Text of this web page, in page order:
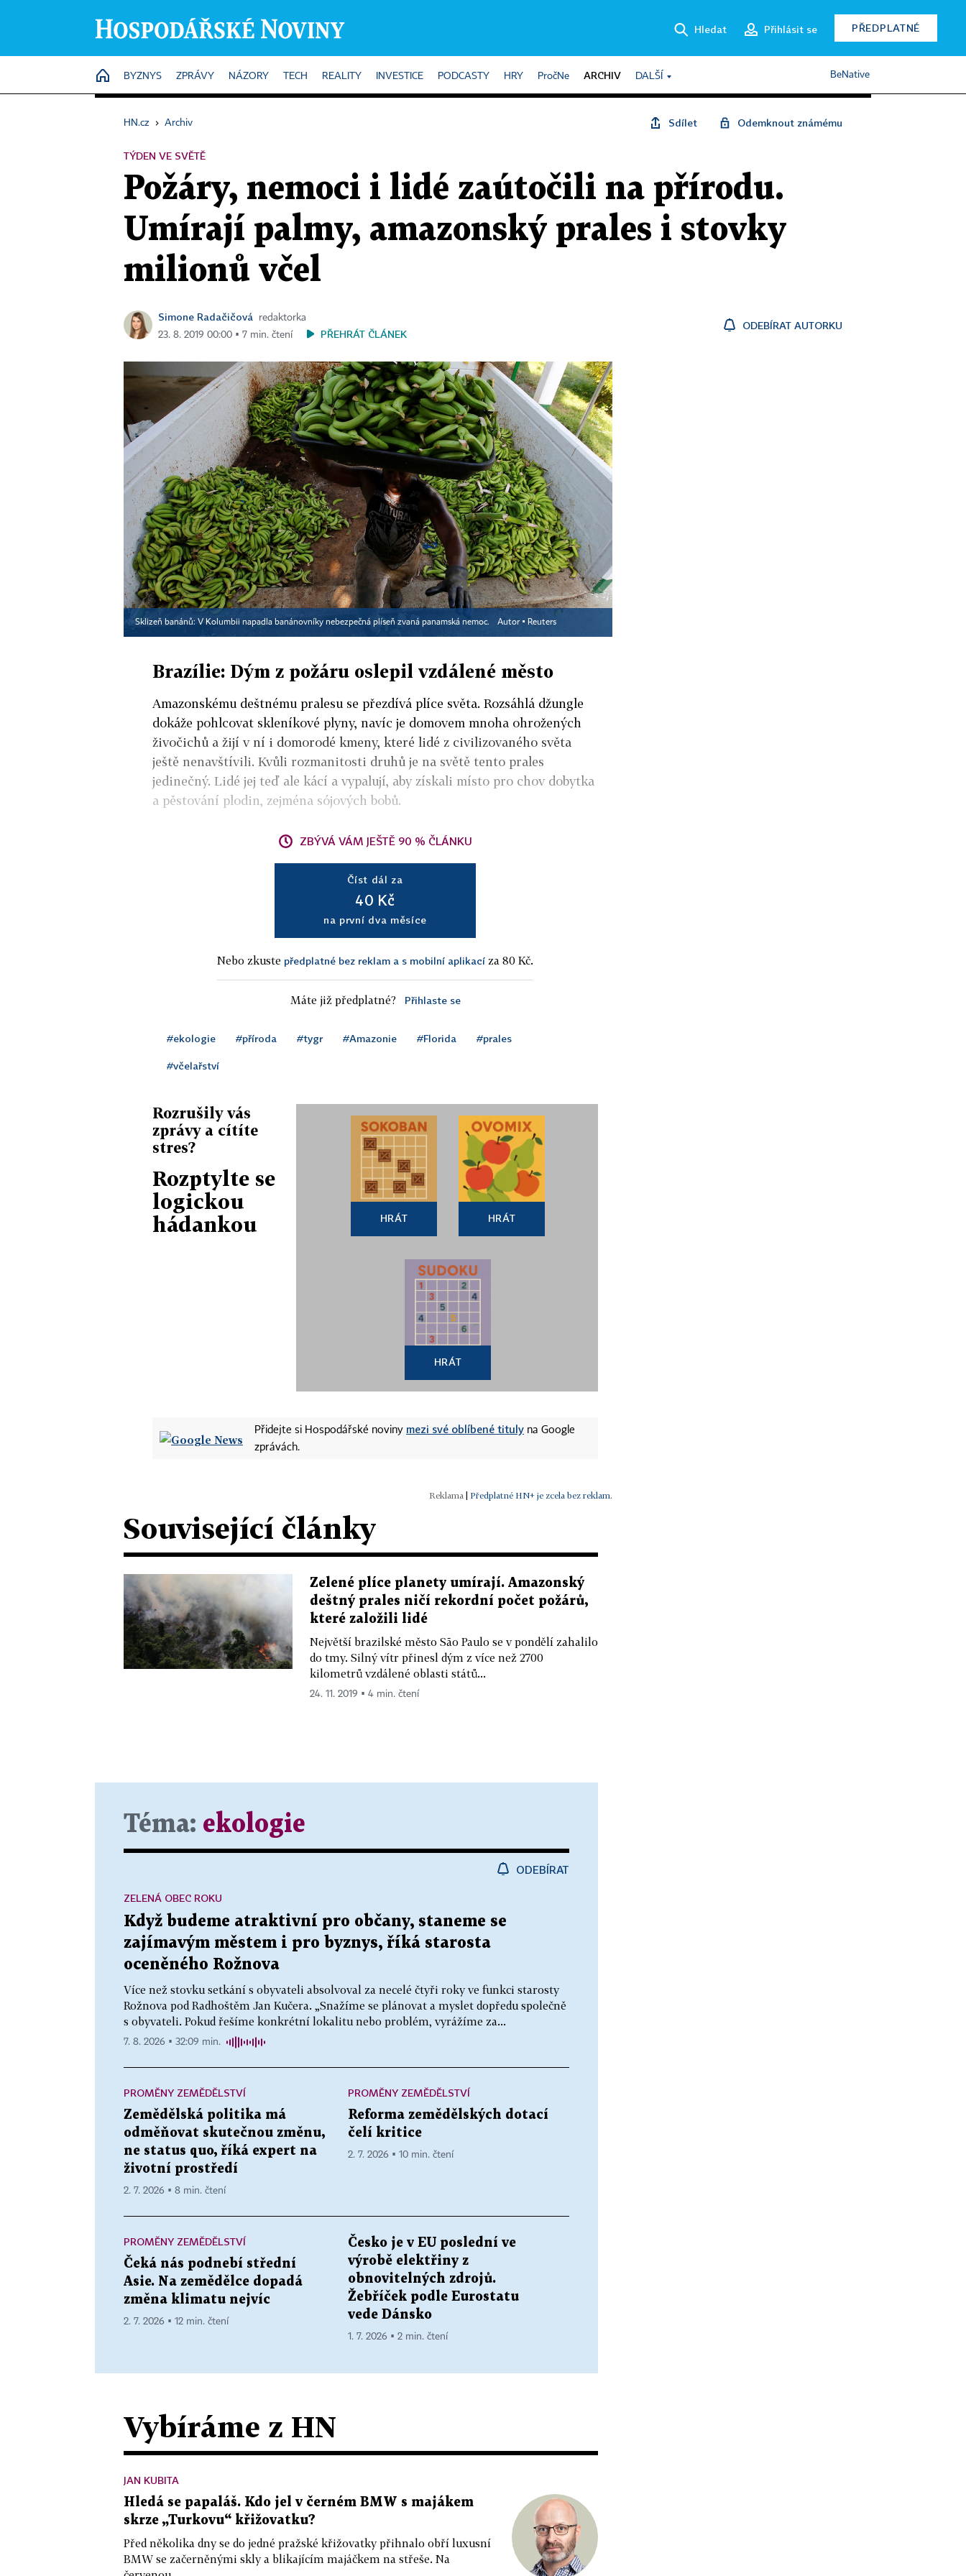
Hledat Přihlásit se PŘEDPLATNÉ
HOME
BYZNYS ZPRÁVY NÁZORY TECH REALITY INVESTICE PODCASTY HRY PročNe ARCHIV DALŠÍ BeNative
HN.cz › Archiv Sdílet Odemknout známému
TÝDEN VE SVĚTĚ
Požáry, nemoci i lidé zaútočili na přírodu.
Umírají palmy, amazonský prales i stovky
milionů včel
Simone Radačičová
redaktorka
23. 8. 2019 00:00 ▪ 7 min. čtení
PŘEHRÁT ČLÁNEK
ODEBÍRAT AUTORKU
Sklizeň banánů: V Kolumbii napadla banánovníky nebezpečná plíseň zvaná panamská nemoc. Autor ▪ Reuters
Brazílie: Dým z požáru oslepil vzdálené město
Amazonskému deštnému pralesu se přezdívá plíce světa. Rozsáhlá džungle
dokáže pohlcovat skleníkové plyny, navíc je domovem mnoha ohrožených
živočichů a žijí v ní i domorodé kmeny, které lidé z civilizovaného světa
ještě nenavštívili. Kvůli rozmanitosti druhů je na světě tento prales
jedinečný. Lidé jej teď ale kácí a vypalují, aby získali místo pro chov dobytka
a pěstování plodin, zejména sójových bobů.
ZBÝVÁ VÁM JEŠTĚ 90 % ČLÁNKU
Číst dál za
40 Kč
na první dva měsíce
Nebo zkuste předplatné bez reklam a s mobilní aplikací za 80 Kč.
Máte již předplatné? Přihlaste se
#ekologie #příroda #tygr #Amazonie #Florida #prales
#včelařství
Rozrušily vás
zprávy a cítíte
stres?
Rozptylte se
logickou
hádankou
HRÁT HRÁT
HRÁT
Přidejte si Hospodářské noviny mezi své oblíbené tituly na Google
zprávách.
| Předplatné HN+ je zcela bez reklam.
Související články
Zelené plíce planety umírají. Amazonský
deštný prales ničí rekordní počet požárů,
které založili lidé
Největší brazilské město São Paulo se v pondělí zahalilo
do tmy. Silný vítr přinesl dým z více než 2700
kilometrů vzdálené oblasti států...
24. 11. 2019 ▪ 4 min. čtení
Téma: ekologie
ODEBÍRAT
Když budeme atraktivní pro občany, staneme se
zajímavým městem i pro byznys, říká starosta
oceněného Rožnova
Více než stovku setkání s obyvateli absolvoval za necelé čtyři roky ve funkci starosty
Rožnova pod Radhoštěm Jan Kučera. „Snažíme se plánovat a myslet dopředu společně
s obyvateli. Pokud řešíme konkrétní lokalitu nebo problém, vyrážíme za...
ZELENÁ OBEC ROKU
7. 8. 2026 ▪ 32:09 min.
PROMĚNY ZEMĚDĚLSTVÍ
Zemědělská politika má
odměňovat skutečnou změnu,
ne status quo, říká expert na
životní prostředí
2. 7. 2026 ▪ 8 min. čtení
PROMĚNY ZEMĚDĚLSTVÍ
Reforma zemědělských dotací
čelí kritice
2. 7. 2026 ▪ 10 min. čtení
PROMĚNY ZEMĚDĚLSTVÍ
Čeká nás podnebí střední
Asie. Na zemědělce dopadá
změna klimatu nejvíc
2. 7. 2026 ▪ 12 min. čtení
Česko je v EU poslední ve
výrobě elektřiny z
obnovitelných zdrojů.
Žebříček podle Eurostatu
vede Dánsko
1. 7. 2026 ▪ 2 min. čtení
Vybíráme z HN
JAN KUBITA
Hledá se papaláš. Kdo jel v černém BMW s majákem
skrze „Turkovu“ křižovatku?
Před několika dny se do jedné pražské křižovatky přihnalo obří luxusní
BMW se začerněnými skly a blikajícím majáčkem na střeše. Na